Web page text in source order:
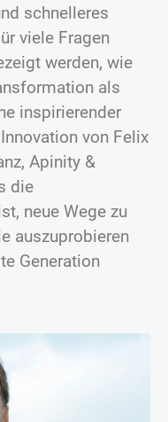
schnelleres
viele Fragen
werden, wie
als
inspirierender
von Felix
Apinity &
die
neue Wege zu
auszuprobieren
Generation